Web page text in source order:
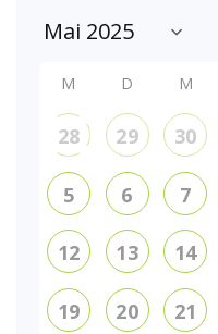
M D M
28 29 30
5 6 7
12 13 14
19 20 21